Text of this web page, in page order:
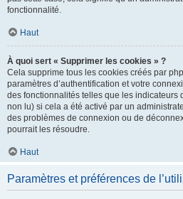
fonctionnalité.
Haut
À quoi sert « Supprimer les cookies » ?
Cela supprime tous les cookies créés par
paramètres d’authentification et votre
des fonctionnalités telles que les indicateurs
non lu) si cela a été activé par un
des problèmes de connexion ou de
pourrait les résoudre.
Haut
Paramètres et préférences de